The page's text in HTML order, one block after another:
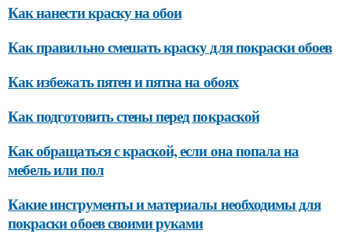
Как нанести краску на обои
Как правильно смешать краску для покраски обоев
Как избежать пятен и пятна на обоях
Как подготовить стены перед покраской
Как обращаться с краской, если она попала на
мебель или пол
Какие инструменты и материалы необходимы для
покраски обоев своими руками